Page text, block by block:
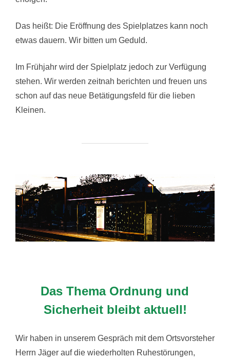
Das heißt: Die Eröffnung des Spielplatzes kann noch
etwas dauern. Wir bitten um Geduld.
Im Frühjahr wird der Spielplatz jedoch zur Verfügung
stehen. Wir werden zeitnah berichten und freuen uns
schon auf das neue Betätigungsfeld für die lieben
Kleinen.
Das Thema Ordnung und
Sicherheit bleibt aktuell!
Wir haben in unserem Gespräch mit dem Ortsvorsteher
Herrn Jäger auf die wiederholten Ruhestörungen,